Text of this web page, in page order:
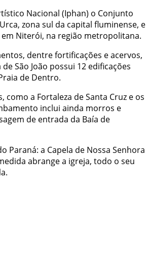
Nacional (Iphan) o Conjunto
zona sul da capital fluminense, e
Niterói, na região metropolitana.
dentre fortificações e acervos,
São João possui 12 edificações
de Dentro.
a Fortaleza de Santa Cruz e os
inclui ainda morros e
de entrada da Baía de
a Capela de Nossa Senhora
abrange a igreja, todo o seu